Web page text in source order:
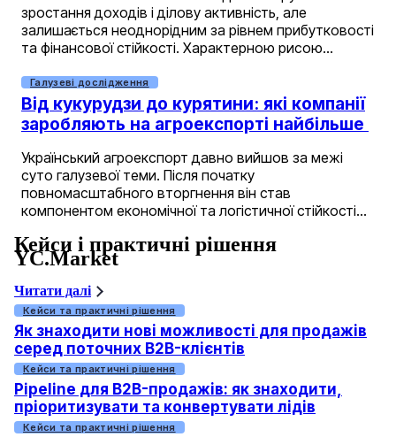
зростання доходів і ділову активність, але
залишається неоднорідним за рівнем прибутковості
та фінансової стійкості. Характерною рисою…
Галузеві дослідження
Від кукурудзи до курятини: які компанії
заробляють на агроекспорті найбільше
Український агроекспорт давно вийшов за межі
суто галузевої теми. Після початку
повномасштабного вторгнення він став
компонентом економічної та логістичної стійкості…
Кейси і практичні рішення
YC.Market
Читати далі
Кейси та практичні рішення
Як знаходити нові можливості для продажів
серед поточних B2B-клієнтів
Кейси та практичні рішення
Pipeline для B2B-продажів: як знаходити,
пріоритизувати та конвертувати лідів
Кейси та практичні рішення